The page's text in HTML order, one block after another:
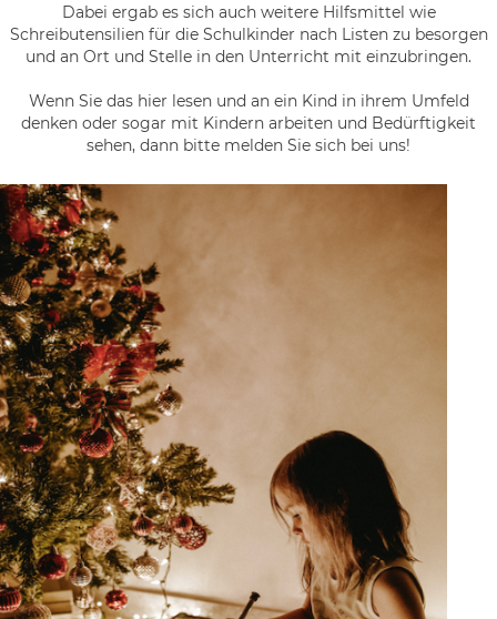
Dabei ergab es sich auch weitere Hilfsmittel wie
Schreibutensilien für die Schulkinder nach Listen zu besorgen
und an Ort und Stelle in den Unterricht mit einzubringen.
Wenn Sie das hier lesen und an ein Kind in ihrem Umfeld
denken oder sogar mit Kindern arbeiten und Bedürftigkeit
sehen, dann bitte melden Sie sich bei uns!